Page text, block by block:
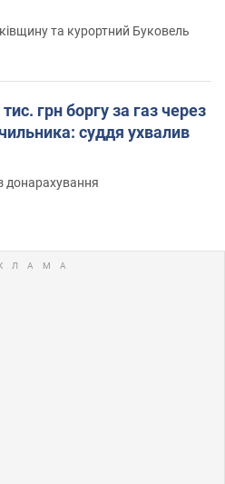
та курортний Буковель
грн боргу за газ через
суддя ухвалив
донарахування